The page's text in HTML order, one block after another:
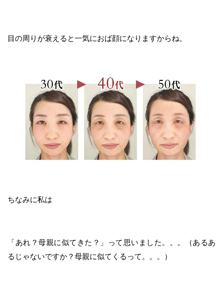
目の周りが衰えると一気におば顔になりますからね。
ちなみに私は
「あれ？母親に似てきた？」って思いました。。。（あるあ
るじゃないですか？母親に似てくるって。。。）